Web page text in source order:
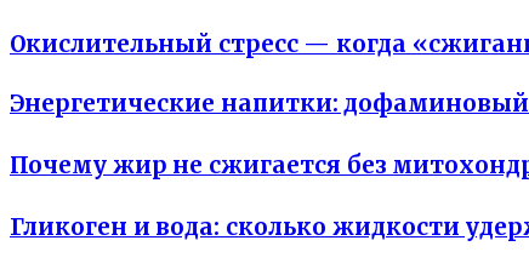
Окислительный стресс — когда
Энергетические напитки:
Почему жир не сжигается без
Гликоген и вода: сколько жидкости